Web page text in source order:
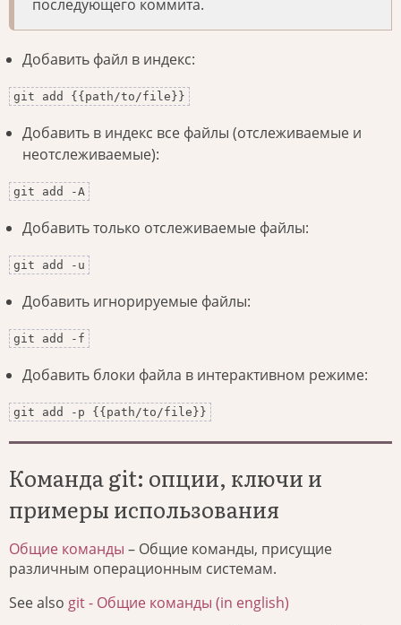
последующего коммита.
Добавить файл в индекс:
git add {{path/to/file}}
Добавить в индекс все файлы (отслеживаемые и
неотслеживаемые):
git add -A
Добавить только отслеживаемые файлы:
git add -u
Добавить игнорируемые файлы:
git add -f
Добавить блоки файла в интерактивном режиме:
git add -p {{path/to/file}}
Команда git: опции, ключи и
примеры использования
Общие команды – Общие команды, присущие
различным операционным системам.
See also git - Общие команды (in english)